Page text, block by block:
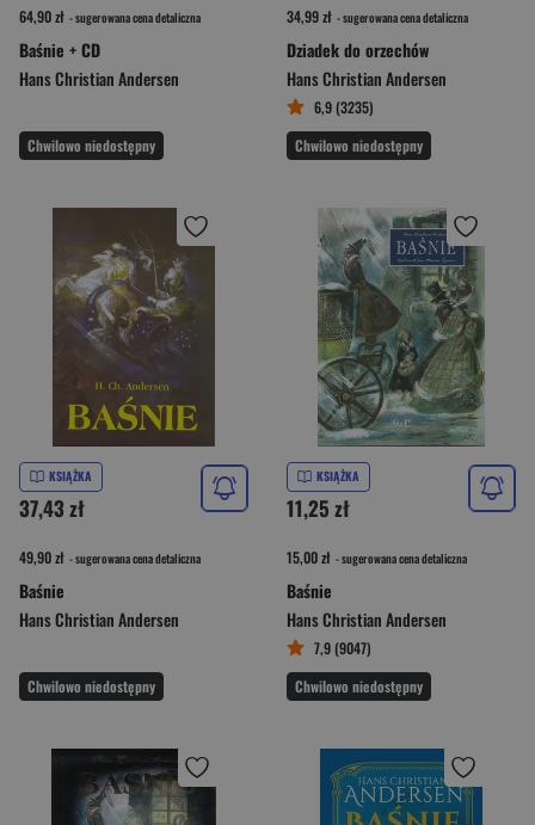
64,90 zł - sugerowana cena detaliczna
Baśnie + CD
Hans Christian Andersen
Chwilowo niedostępny
34,99 zł - sugerowana cena detaliczna
Dziadek do orzechów
Hans Christian Andersen
6,9 (3235)
Chwilowo niedostępny
KSIĄŻKA
37,43 zł
49,90 zł - sugerowana cena detaliczna
Baśnie
Hans Christian Andersen
Chwilowo niedostępny
KSIĄŻKA
11,25 zł
15,00 zł - sugerowana cena detaliczna
Baśnie
Hans Christian Andersen
7,9 (9047)
Chwilowo niedostępny